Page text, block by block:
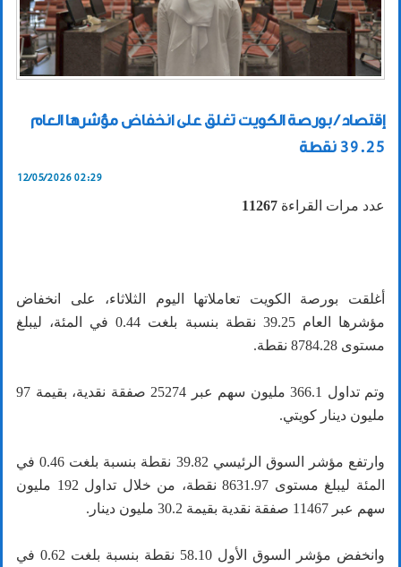
إقتصاد / بورصة الكويت تغلق على انخفاض مؤشرها العام
39.25 نقطة
12/05/2026 02:29
عدد مرات القراءة 11267
أغلقت بورصة الكويت تعاملاتها اليوم الثلاثاء، على انخفاض
مؤشرها العام 39.25 نقطة بنسبة بلغت 0.44 في المئة، ليبلغ
مستوى 8784.28 نقطة.
وتم تداول 366.1 مليون سهم عبر 25274 صفقة نقدية، بقيمة 97
مليون دينار كويتي.
وارتفع مؤشر السوق الرئيسي 39.82 نقطة بنسبة بلغت 0.46 في
المئة ليبلغ مستوى 8631.97 نقطة، من خلال تداول 192 مليون
سهم عبر 11467 صفقة نقدية بقيمة 30.2 مليون دينار.
وانخفض مؤشر السوق الأول 58.10 نقطة بنسبة بلغت 0.62 في